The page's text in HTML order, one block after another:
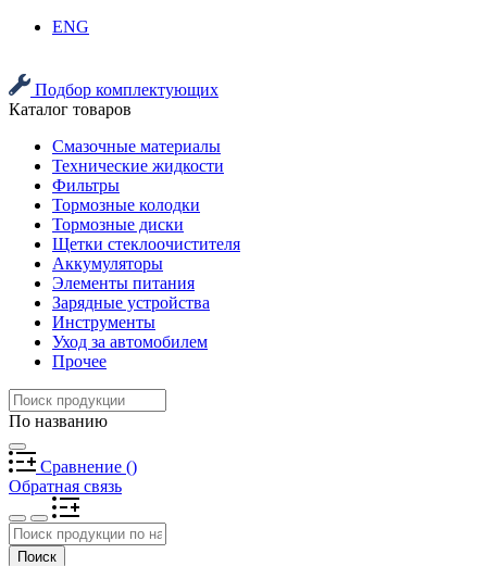
ENG
Подбор комплектующих
Каталог товаров
Смазочные материалы
Технические жидкости
Фильтры
Тормозные колодки
Тормозные диски
Щетки стеклоочистителя
Аккумуляторы
Элементы питания
Зарядные устройства
Инструменты
Уход за автомобилем
Прочее
По названию
Сравнение ()
Обратная связь
Поиск